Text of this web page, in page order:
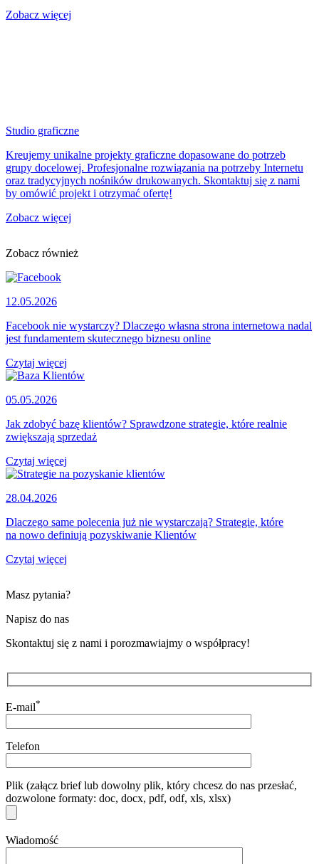
Zobacz więcej
Studio graficzne
Kreujemy unikalne projekty graficzne dopasowane do potrzeb
grupy docelowej. Profesjonalne rozwiązania na potrzeby Internetu
oraz tradycyjnych nośników drukowanych. Skontaktuj się z nami
by omówić projekt i otrzymać ofertę!
Zobacz więcej
Zobacz również
12.05.2026
Facebook nie wystarczy? Dlaczego własna strona internetowa nadal
jest fundamentem skutecznego biznesu online
Czytaj więcej
05.05.2026
Jak zdobyć bazę klientów? Sprawdzone strategie, które realnie
zwiększają sprzedaż
Czytaj więcej
28.04.2026
Dlaczego same polecenia już nie wystarczają? Strategie, które
na nowo definiują pozyskiwanie Klientów
Czytaj więcej
Masz pytania?
Napisz do nas
Skontaktuj się z nami i porozmawiajmy o współpracy!
E-mail*
Telefon
Plik (załącz brief lub dowolny plik, który chcesz do nas przesłać,
dozwolone formaty: doc, docx, pdf, odf, xls, xlsx)
Wiadomość